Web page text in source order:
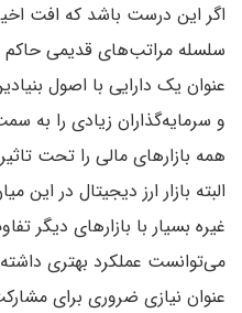
اگر این درست باشد که افت
سلسله مراتب‌های قدیمی حاکم
عنوان یک دارایی با اصول
و سرمایه‌گذاران زیادی را به
همه بازار‌های مالی را تحت
البته بازار ارز دیجیتال در این
غیره بسیار با بازار‌های دیگر
می‌توانست عملکرد بهتری
عنوان نیازی ضروری برای